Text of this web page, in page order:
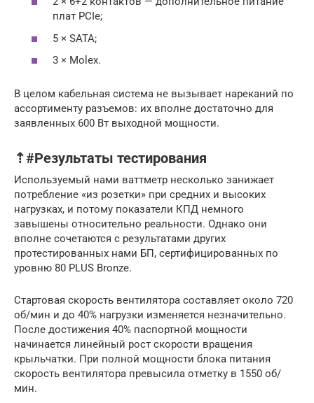
плат PCIe;
5 × SATA;
3 × Molex.
В целом кабельная система не вызывает нареканий по
ассортименту разъемов: их вполне достаточно для
заявленных 600 Вт выходной мощности.
⇡#Результаты тестирования
Используемый нами ваттметр несколько занижает
потребление «из розетки» при средних и высоких
нагрузках, и потому показатели КПД немного
завышены относительно реальности. Однако они
вполне сочетаются с результатами других
протестированных нами БП, сертифицированных по
уровню 80 PLUS Bronze.
Стартовая скорость вентилятора составляет около 720
об/мин и до 40% нагрузки изменяется незначительно.
После достижения 40% паспортной мощности
начинается линейный рост скорости вращения
крыльчатки. При полной мощности блока питания
скорость вентилятора превысила отметку в 1550 об/
мин.